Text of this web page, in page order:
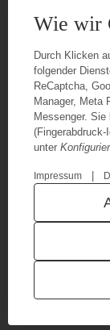
* Alle
Wie wir
Durch Klicken
folgender
ReCaptcha,
Manager, Meta
Messenger.
unter
Impressum